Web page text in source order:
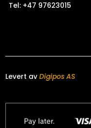
Tel: +47 97623015
Levert avDigipos AS